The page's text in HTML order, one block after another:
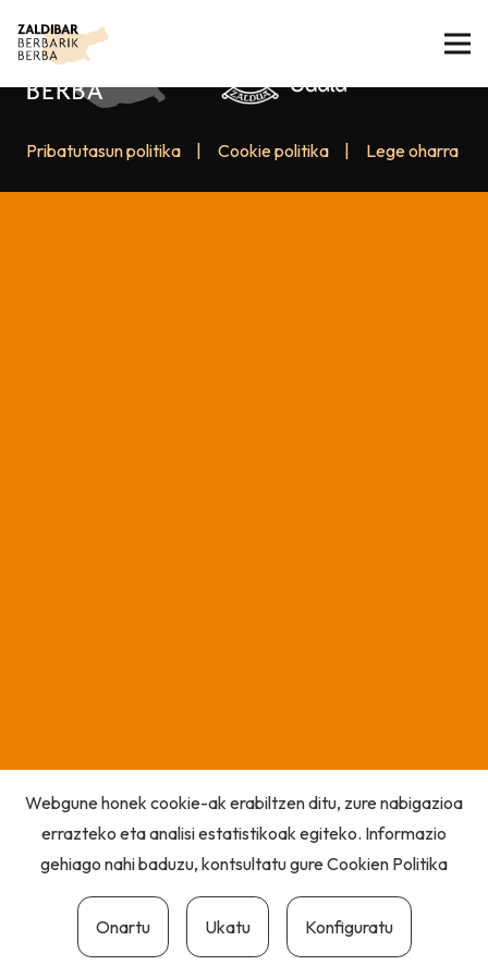
Pribatutasun politika Cookie politika Lege oharra
Webgune honek cookie-ak erabiltzen ditu, zure nabigazioa
errazteko eta analisi estatistikoak egiteko. Informazio
gehiago nahi baduzu, kontsultatu gureCookien Politika
Onartu Ukatu Konfiguratu